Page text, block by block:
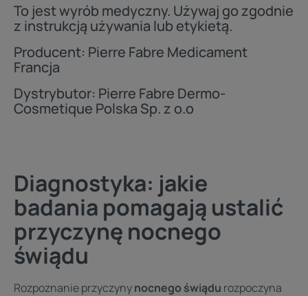
To jest wyrób medyczny. Używaj go zgodnie
z instrukcją używania lub etykietą.
Producent: Pierre Fabre Medicament
Francja
Dystrybutor: Pierre Fabre Dermo-
Cosmetique Polska Sp. z o.o
Diagnostyka: jakie
badania pomagają ustalić
przyczynę nocnego
świądu
Rozpoznanie przyczynynocnego świądu rozpoczyna